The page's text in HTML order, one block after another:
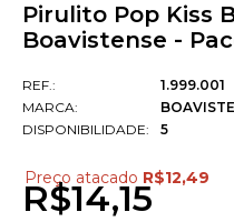
Pirulito Pop Kiss
Boavistense -
REF.:
MARCA:
DISPONIBILIDADE:
1.999.001
5
Preço atacado R$12,49
R$14,15